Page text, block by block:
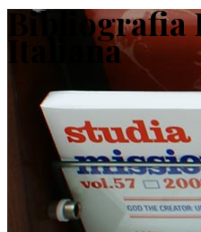
Bibliografia
Italiana